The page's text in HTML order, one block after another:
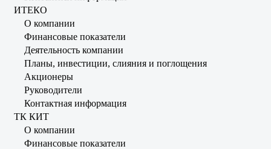
ИТЕКО
О компании
Финансовые показатели
Деятельность компании
Планы, инвестиции, слияния и поглощения
Акционеры
Руководители
Контактная информация
ТК КИТ
О компании
Финансовые показатели